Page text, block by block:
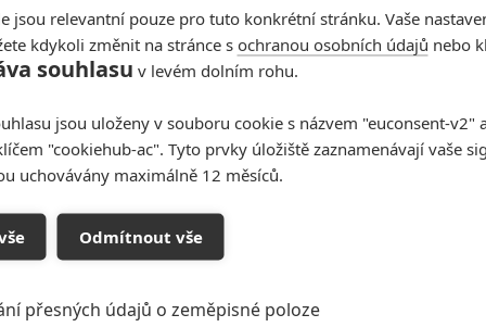
budou mít americkou premiéruGremlins 3.Režie
prvního filmu.Steven Spielbergbude opět
stroj usednou Columbus,Zach Lipovsky
Titulní foto je ilustrační, ze starších
jsou relevantní pouze pro tuto konkrétní stránku. Vaše
kdykoli změnit na stránce s ochranou osobních údajů nebo
souhlasu v levém dolním rohu.
jsou uloženy v souboru cookie s názvem "euconsent-v2"
"cookiehub-ac". Tyto prvky úložiště zaznamenávají vaše
uchovávány maximálně 12 měsíců.
Odmítnout vše
přesných údajů o zeměpisné poloze